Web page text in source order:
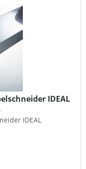
IDEAL
IDEAL